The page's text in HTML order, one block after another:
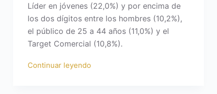
Líder en jóvenes (22,0%) y por encima de
los dos dígitos entre los hombres (10,2%),
el público de 25 a 44 años (11,0%) y el
Target Comercial (10,8%).
Continuar leyendo